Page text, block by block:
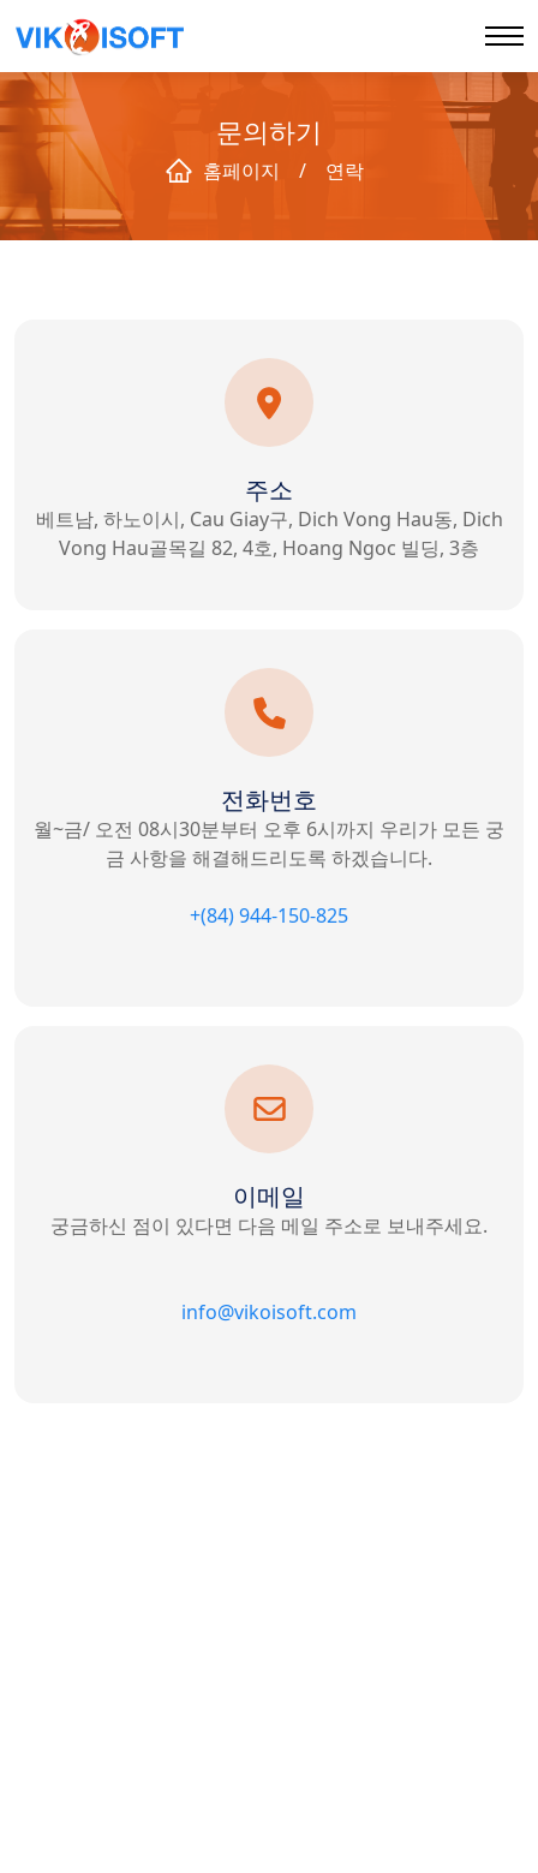
홈페이지
회사 소개
서비스
블록체인
연락처
Copyright © 2022 VIKOISOFT.COM
문의하기
홈페이지 / 연락
주소
베트남, 하노이시, Cau Giay구, Dich Vong Hau동, Dich
Vong Hau골목길 82, 4호, Hoang Ngoc 빌딩, 3층
전화번호
월~금/ 오전 08시30분부터 오후 6시까지 우리가 모든 궁
금 사항을 해결해드리도록 하겠습니다.
+(84) 944-150-825
이메일
궁금하신 점이 있다면 다음 메일 주소로 보내주세요.
info@vikoisoft.com